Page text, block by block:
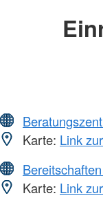
Karte: Link
Karte: Link